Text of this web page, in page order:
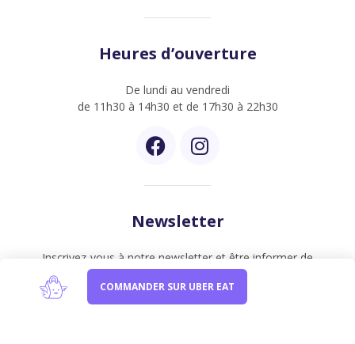
Heures d’ouverture
De lundi au vendredi
de 11h30 à 14h30 et de 17h30 à 22h30
Newsletter
Inscrivez-vous à notre newsletter et être informer de
COMMANDER SUR UBER EAT